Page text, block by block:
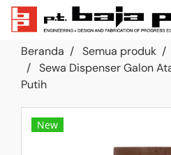
Beranda Semua produk
Sewa Dispenser Galon
Putih
New